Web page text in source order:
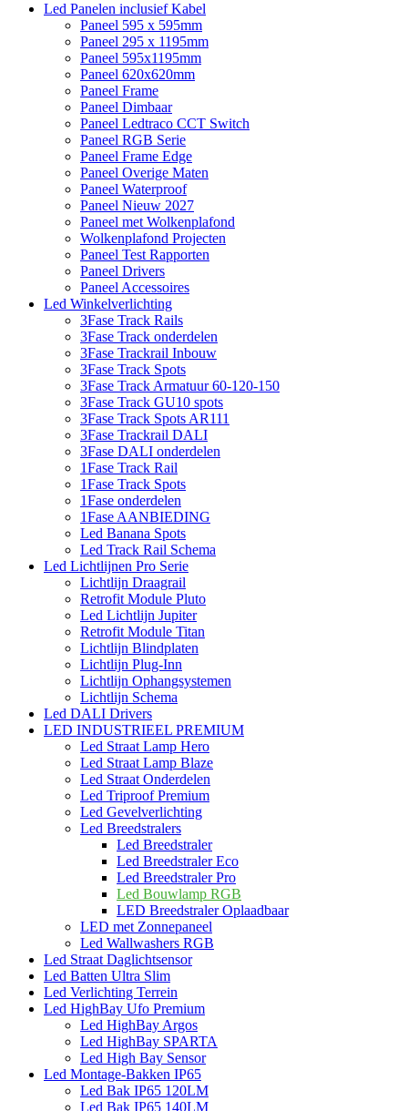
Led Panelen inclusief Kabel
Paneel 595 x 595mm
Paneel 295 x 1195mm
Paneel 595x1195mm
Paneel 620x620mm
Paneel Frame
Paneel Dimbaar
Paneel Ledtraco CCT Switch
Paneel RGB Serie
Paneel Frame Edge
Paneel Overige Maten
Paneel Waterproof
Paneel Nieuw 2027
Paneel met Wolkenplafond
Wolkenplafond Projecten
Paneel Test Rapporten
Paneel Drivers
Paneel Accessoires
Led Winkelverlichting
3Fase Track Rails
3Fase Track onderdelen
3Fase Trackrail Inbouw
3Fase Track Spots
3Fase Track Armatuur 60-120-150
3Fase Track GU10 spots
3Fase Track Spots AR111
3Fase Trackrail DALI
3Fase DALI onderdelen
1Fase Track Rail
1Fase Track Spots
1Fase onderdelen
1Fase AANBIEDING
Led Banana Spots
Led Track Rail Schema
Led Lichtlijnen Pro Serie
Lichtlijn Draagrail
Retrofit Module Pluto
Led Lichtlijn Jupiter
Retrofit Module Titan
Lichtlijn Blindplaten
Lichtlijn Plug-Inn
Lichtlijn Ophangsystemen
Lichtlijn Schema
Led DALI Drivers
LED INDUSTRIEEL PREMIUM
Led Straat Lamp Hero
Led Straat Lamp Blaze
Led Straat Onderdelen
Led Triproof Premium
Led Gevelverlichting
Led Breedstralers
Led Breedstraler
Led Breedstraler Eco
Led Breedstraler Pro
Led Bouwlamp RGB
LED Breedstraler Oplaadbaar
LED met Zonnepaneel
Led Wallwashers RGB
Led Straat Daglichtsensor
Led Batten Ultra Slim
Led Verlichting Terrein
Led HighBay Ufo Premium
Led HighBay Argos
Led HighBay SPARTA
Led High Bay Sensor
Led Montage-Bakken IP65
Led Bak IP65 120LM
Led Bak IP65 140LM